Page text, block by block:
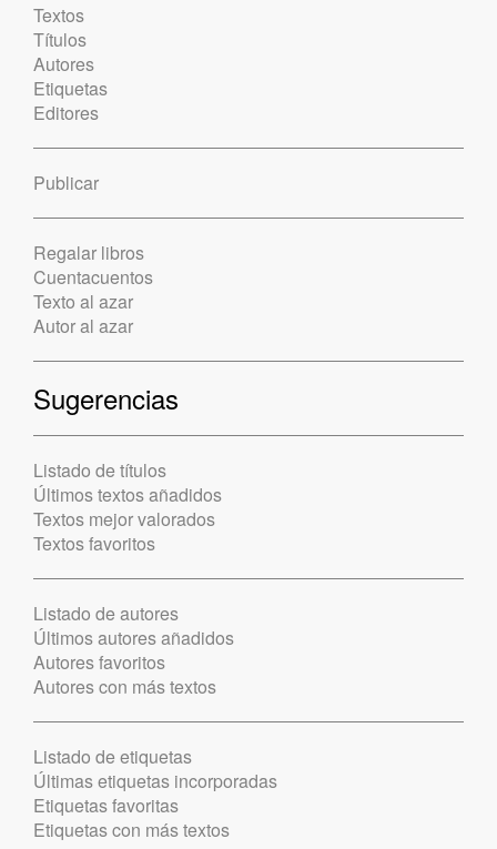
Textos
Títulos
Autores
Etiquetas
Editores
Publicar
Regalar libros
Cuentacuentos
Texto al azar
Autor al azar
Sugerencias
Listado de títulos
Últimos textos añadidos
Textos mejor valorados
Textos favoritos
Listado de autores
Últimos autores añadidos
Autores favoritos
Autores con más textos
Listado de etiquetas
Últimas etiquetas incorporadas
Etiquetas favoritas
Etiquetas con más textos